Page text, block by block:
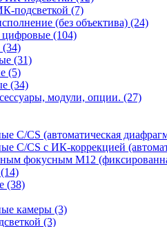
подсветкой (7)
(без объектива) (24)
цифровые (104)
(34)
(31)
(5)
(34)
модули, опции. (27)
C/CS (автоматическая
C/CS с ИК-коррекцией
фокусным М12
(14)
(38)
камеры (3)
(3)